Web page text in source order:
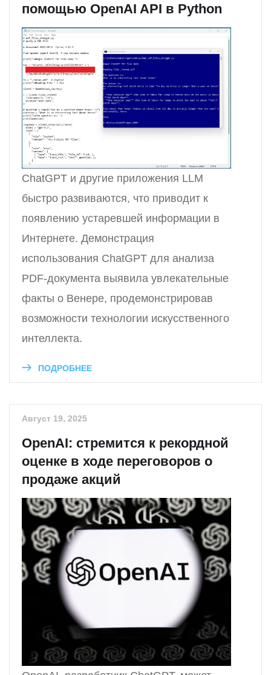
помощью OpenAI API в Python
ChatGPT и другие приложения LLM
быстро развиваются, что приводит к
появлению устаревшей информации в
Интернете. Демонстрация
использования ChatGPT для анализа
PDF-документа выявила увлекательные
факты о Венере, продемонстрировав
возможности технологии искусственного
интеллекта.
ПОДРОБНЕЕ
Август 19, 2025
OpenAI: стремится к рекордной
оценке в ходе переговоров о
продаже акций